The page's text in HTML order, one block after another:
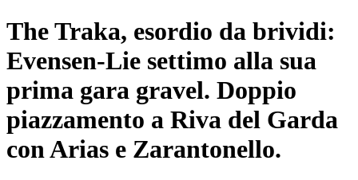
The Traka, esordio da brividi:
Evensen-Lie settimo alla sua
prima gara gravel. Doppio
piazzamento a Riva del Garda
con Arias e Zarantonello.